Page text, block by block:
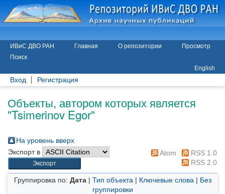
ИВиС ДВО РАН Главная О репозитории
Просмотр
Поиск
English
Вход Регистрация
Объекты, автором которых является
"Tsimerinov Egor"
На уровень вверх
Экспорт в
Atom
RSS 1.0
RSS 2.0
Группировка по: Дата| Тип объекта | Ключевые слова | Без
группировки